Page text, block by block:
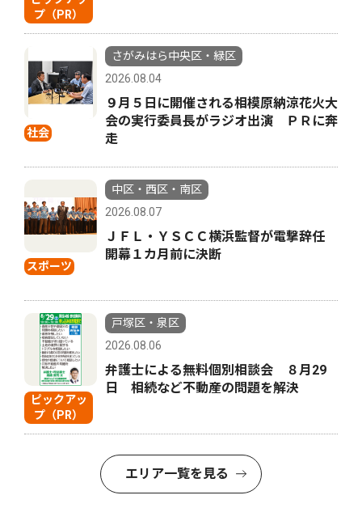
プ（PR）
社会
さがみはら中央区・緑区
2026.08.04
９月５日に開催される相模原納涼花火大
会の実行委員長がラジオ出演 ＰＲに奔
走
スポーツ
中区・西区・南区
2026.08.07
ＪＦＬ・ＹＳＣＣ横浜監督が電撃辞任
開幕１カ月前に決断
ピックアッ
プ（PR）
戸塚区・泉区
2026.08.06
弁護士による無料個別相談会 ８月29
日 相続など不動産の問題を解決
エリア一覧を見る